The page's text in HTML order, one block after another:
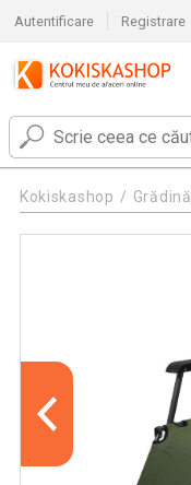
Autentificare Registrare
Kokiskashop Grădină